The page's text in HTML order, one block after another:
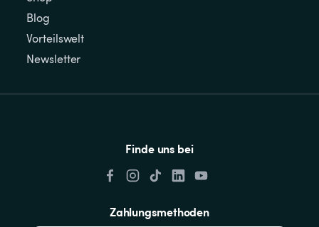
Blog
Vorteilswelt
Newsletter
Finde uns bei
Zahlungsmethoden